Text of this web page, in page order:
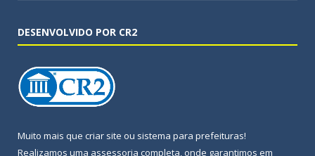
DESENVOLVIDO POR CR2
Muito mais que criar site ou sistema para prefeituras!
Realizamos uma assessoria completa, onde garantimos em